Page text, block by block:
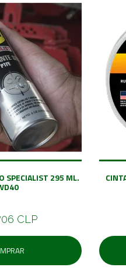
SPECIALIST 295 ML.
CLP